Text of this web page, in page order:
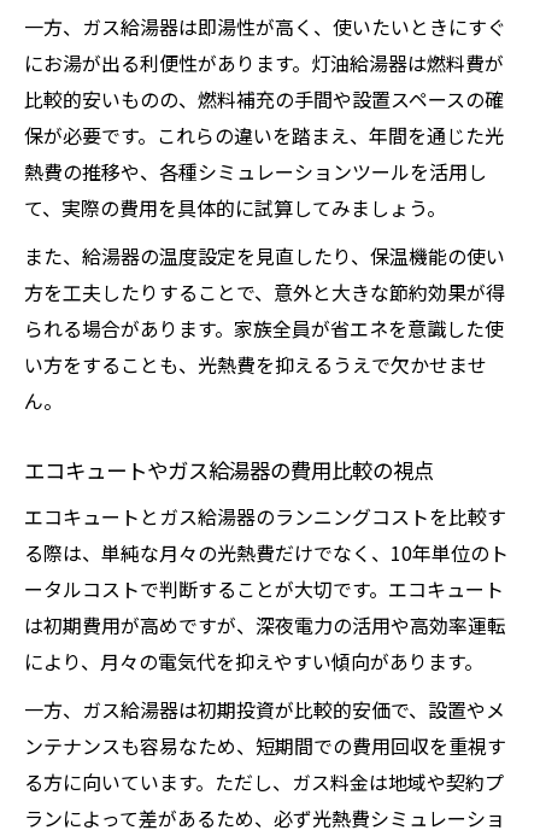
一方、ガス給湯器は即湯性が高く、使いたいときにすぐ
にお湯が出る利便性があります。灯油給湯器は燃料費が
比較的安いものの、燃料補充の手間や設置スペースの確
保が必要です。これらの違いを踏まえ、年間を通じた光
熱費の推移や、各種シミュレーションツールを活用し
て、実際の費用を具体的に試算してみましょう。
また、給湯器の温度設定を見直したり、保温機能の使い
方を工夫したりすることで、意外と大きな節約効果が得
られる場合があります。家族全員が省エネを意識した使
い方をすることも、光熱費を抑えるうえで欠かせませ
ん。
エコキュートやガス給湯器の費用比較の視点
エコキュートとガス給湯器のランニングコストを比較す
る際は、単純な月々の光熱費だけでなく、10年単位のト
ータルコストで判断することが大切です。エコキュート
は初期費用が高めですが、深夜電力の活用や高効率運転
により、月々の電気代を抑えやすい傾向があります。
一方、ガス給湯器は初期投資が比較的安価で、設置やメ
ンテナンスも容易なため、短期間での費用回収を重視す
る方に向いています。ただし、ガス料金は地域や契約プ
ランによって差があるため、必ず光熱費シミュレーショ